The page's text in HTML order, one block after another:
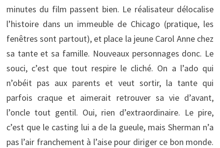
minutes du film passent bien. Le réalisateur délocalise
l’histoire dans un immeuble de Chicago (pratique, les
fenêtres sont partout), et place la jeune Carol Anne chez
sa tante et sa famille. Nouveaux personnages donc. Le
souci, c’est que tout respire le cliché. On a l’ado qui
n’obéit pas aux parents et veut sortir, la tante qui
parfois craque et aimerait retrouver sa vie d’avant,
l’oncle tout gentil. Oui, rien d’extraordinaire. Le pire,
c’est que le casting lui a de la gueule, mais Sherman n’a
pas l’air franchement à l’aise pour diriger ce bon monde.